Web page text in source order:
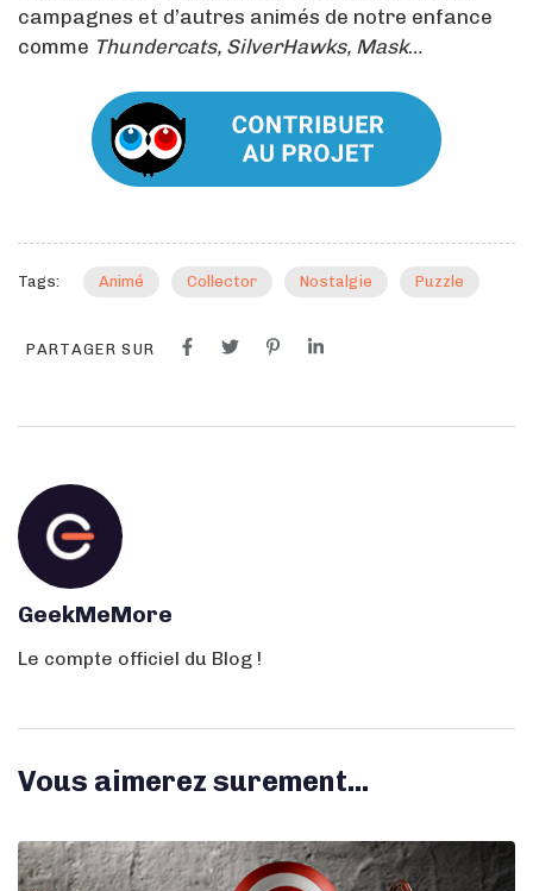
campagnes et d’autres animés de notre enfance
comme Thundercats, SilverHawks, Mask…
Tags: Animé Collector Nostalgie Puzzle
PARTAGER SUR
GeekMeMore
Le compte officiel du Blog !
Vous aimerez surement...